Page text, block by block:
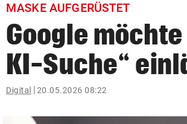
bookmark
search
Suchbegriff
eingeben
MASKE AUFGERÜSTET
Google
KI-Suche“
Digital 20.05.2026 08:22